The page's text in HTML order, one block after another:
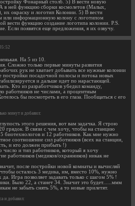
Фонарный столб. 5) В вести новую
в ней функцию сборки космолетов (Малых,
их окраску и логотип Колонии. 5) В вести
или информационную колону с логотипом
вести функцию создание логотипа колонии. P.S.
Если появятся еще предложения, я их озвучу.
На 5 из 10.
Сложно только первые минуты развития
рук не хватает добывать все нужные колонии
постройки посадочной полосы и потока новых
и дальше идет по нарастающей.
Кто из разработчиков убедил команду,
работников не числами, а процентным
бы посмотреть в его глаза. Пообщаться с его
минут и добавил:
этого решения, вот вам задачка. Я строю
грядок. В связи с чем хочу, чтобы на станцию
биотехнологов и 12 работников. Как мне нужно
соотношение сил работников (всех на станции,
и кто должен прибыть !)
число и тип работников, который я хочу
работников (медиков/охранников) никак не
после постройки новой комнаты и вычисляй
осталось 3 медика, им, вместо 10%, нужно
Игра позволяет задавать только с шагом 5% !
Было 22, а станет 34. Значит это будет......ммм
не забыть снять 5%, а то новые прилетят.
и добавил: